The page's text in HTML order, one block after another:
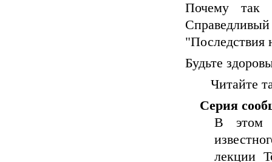
Почему так
"Последствия
Будьте
Читайте
Серия
В этом
лекции